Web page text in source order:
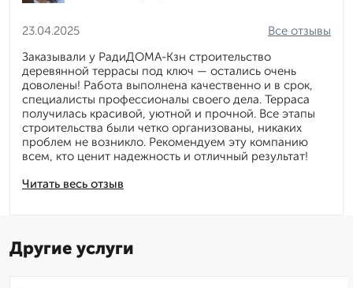
23.04.2025
Читать весь отзыв
Все отзывы
Заказывали у РадиДОМА-Кзн строительство
деревянной террасы под ключ — остались очень
доволены! Работа выполнена качественно и в срок,
специалисты профессионалы своего дела. Терраса
получилась красивой, уютной и прочной. Все этапы
строительства были четко организованы, никаких
проблем не возникло. Рекомендуем эту компанию
всем, кто ценит надежность и отличный результат!
Другие услуги